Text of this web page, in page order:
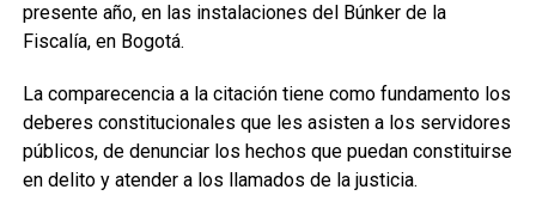
presente año, en las instalaciones del Búnker de la
Fiscalía, en Bogotá.
La comparecencia a la citación tiene como fundamento los
deberes constitucionales que les asisten a los servidores
públicos, de denunciar los hechos que puedan constituirse
en delito y atender a los llamados de la justicia.